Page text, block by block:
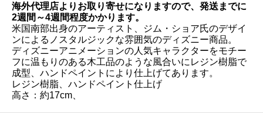
海外代理店よりお取り寄せになりますので、発送までに
2週間～4週間程度かかります。
米国南部出身のアーティスト、ジム・ショア氏のデザイ
ンによるノスタルジックな雰囲気のディズニー商品。
ディズニーアニメーションの人気キャラクターをモチー
フに温もりのある木工品のような風合いにレジン樹脂で
成型、ハンドペイントにより仕上げてあります。
レジン樹脂、ハンドペイント仕上げ
高さ：約17cm、